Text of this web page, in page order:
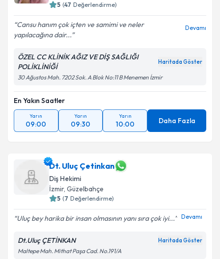
5 (47 Değerlendirme)
Cansu hanım çok içten ve samimi ve neler
yapılacağına dair...
Devamı
ÖZEL CC KLİNİK AĞIZ VE DİŞ SAĞLIĞI
POLİKLİNİĞİ
Haritada Göster
30 Ağustos Mah. 7202 Sok. A Blok No:11 B Menemen İzmir
En Yakın Saatler
Yarın
09:00
Yarın
09:30
Yarın
10:00 Daha Fazla
Dt. Uluç Çetinkan
Diş Hekimi
İzmir, Güzelbahçe
5 (7 Değerlendirme)
Uluç bey harika bir insan olmasının yanı sıra çok iyi... Devamı
Dt.Uluç ÇETİNKAN Haritada Göster
Maltepe Mah. Mithat Paşa Cad. No.191/A